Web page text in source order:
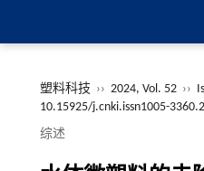
塑料科技 ›› 2024, Vol. 52 ››
10.15925/j.cnki.issn1005-
综述